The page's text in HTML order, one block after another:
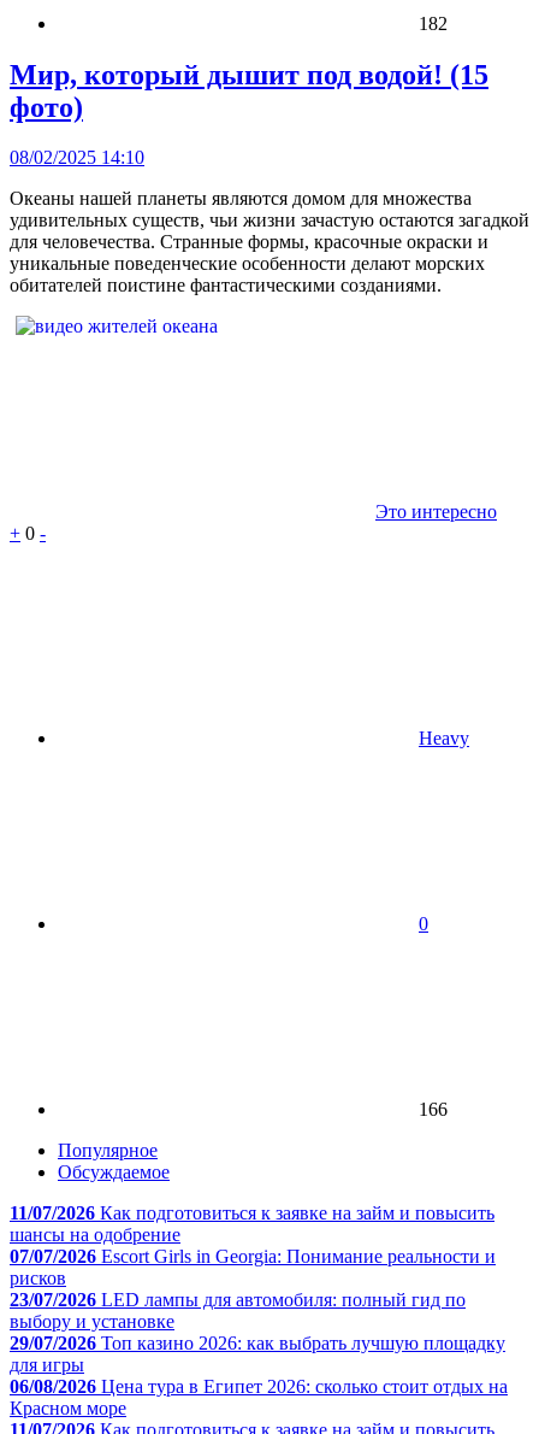
182
Мир, который дышит под водой! (15
фото)
08/02/2025 14:10
Океаны нашей планеты являются домом для множества
удивительных существ, чьи жизни зачастую остаются загадкой
для человечества. Странные формы, красочные окраски и
уникальные поведенческие особенности делают морских
обитателей поистине фантастическими созданиями.
Это интересно
+ 0 -
Heavy
0
166
Популярное
Обсуждаемое
11/07/2026 Как подготовиться к заявке на займ и повысить
шансы на одобрение
07/07/2026 Escort Girls in Georgia: Понимание реальности и
рисков
23/07/2026 LED лампы для автомобиля: полный гид по
выбору и установке
29/07/2026 Топ казино 2026: как выбрать лучшую площадку
для игры
06/08/2026 Цена тура в Египет 2026: сколько стоит отдых на
Красном море